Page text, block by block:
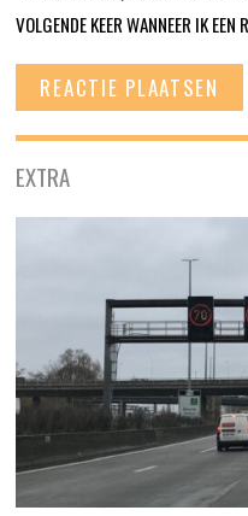
VOLGENDE KEER WANNEER IK EEN
EXTRA